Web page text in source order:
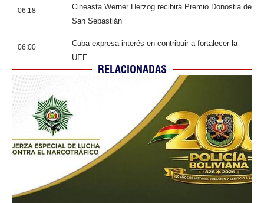
06:18
Cineasta Werner Herzog recibirá Premio Donostia de
San Sebastián
06:00
Cuba expresa interés en contribuir a fortalecer la
UEE
RELACIONADAS